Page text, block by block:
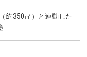
約350㎡）と連動した